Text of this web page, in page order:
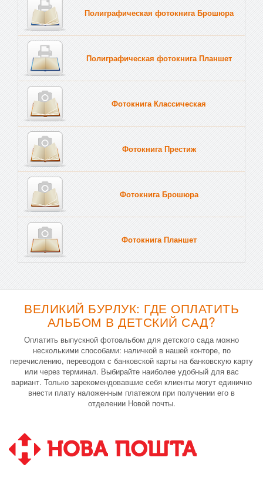
Полиграфическая фотокнига Брошюра
Полиграфическая фотокнига Планшет
Фотокнига Классическая
Фотокнига Престиж
Фотокнига Брошюра
Фотокнига Планшет
ВЕЛИКИЙ БУРЛУК: ГДЕ ОПЛАТИТЬ
АЛЬБОМ В ДЕТСКИЙ САД?
Оплатить выпускной фотоальбом для детского сада можно
несколькими способами: наличкой в нашей конторе, по
перечислению, переводом с банковской карты на банковскую карту
или через терминал. Выбирайте наиболее удобный для вас
вариант. Только зарекомендовавшие себя клиенты могут единично
внести плату наложенным платежом при получении его в
отделении Новой почты.